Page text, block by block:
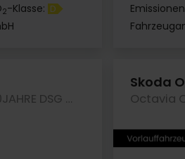
2-Klasse: D
Octavia Combi 1.5 SPORTLINE 30JAHRE DSG AHK LM19
Skoda